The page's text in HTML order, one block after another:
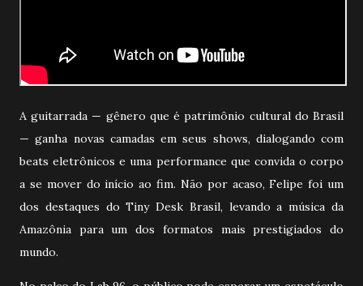
A guitarrada — gênero que é patrimônio cultural do Brasil
— ganha novas camadas em seus shows, dialogando com
beats eletrônicos e uma performance que convida o corpo
a se mover do início ao fim. Não por acaso, Felipe foi um
dos destaques do Tiny Desk Brasil, levando a música da
Amazônia para um dos formatos mais prestigiados do
mundo.